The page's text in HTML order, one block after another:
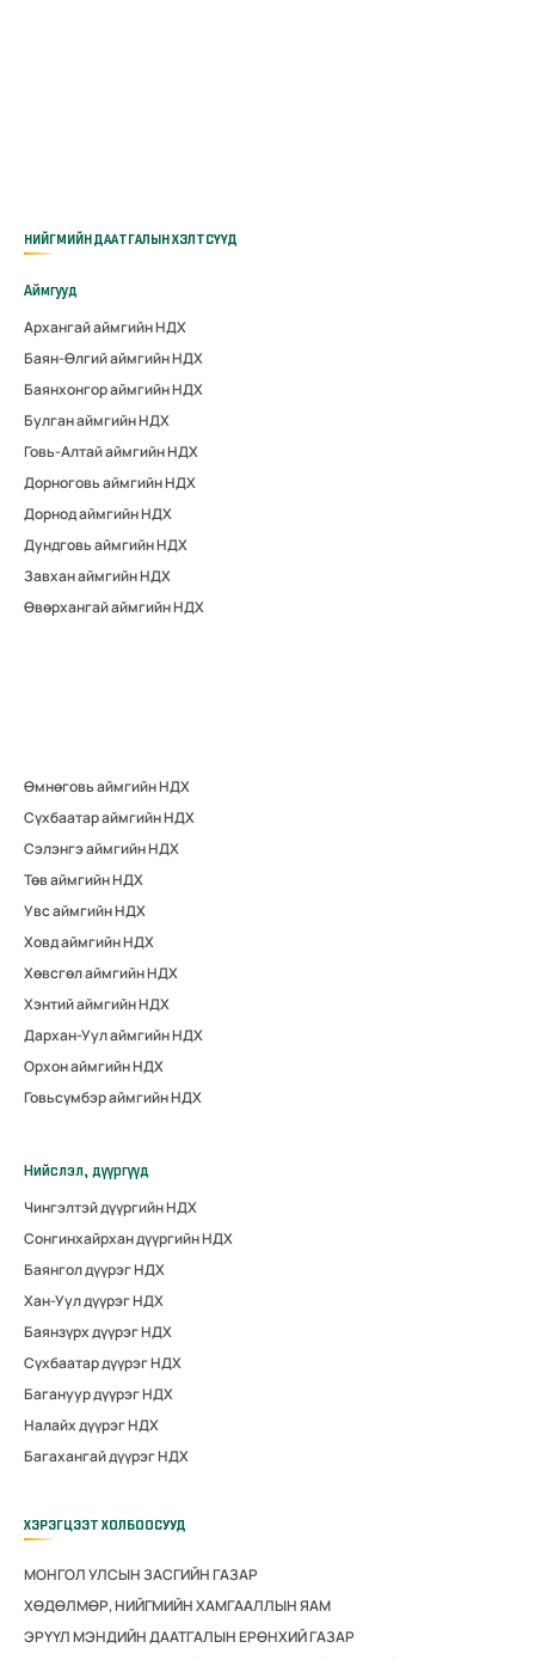
НИЙГМИЙН ДААТГАЛЫН ХЭЛТСҮҮД
Аймгууд
Архангай аймгийн НДХ
Баян-Өлгий аймгийн НДХ
Баянхонгор аймгийн НДХ
Булган аймгийн НДХ
Говь-Алтай аймгийн НДХ
Дорноговь аймгийн НДХ
Дорнод аймгийн НДХ
Дундговь аймгийн НДХ
Завхан аймгийн НДХ
Өвөрхангай аймгийн НДХ
Өмнөговь аймгийн НДХ
Сүхбаатар аймгийн НДХ
Сэлэнгэ аймгийн НДХ
Төв аймгийн НДХ
Увс аймгийн НДХ
Ховд аймгийн НДХ
Хөвсгөл аймгийн НДХ
Хэнтий аймгийн НДХ
Дархан-Уул аймгийн НДХ
Орхон аймгийн НДХ
Говьсүмбэр аймгийн НДХ
Нийслэл, дүүргүүд
Чингэлтэй дүүргийн НДХ
Сонгинхайрхан дүүргийн НДХ
Баянгол дүүрэг НДХ
Хан-Уул дүүрэг НДХ
Баянзүрх дүүрэг НДХ
Сүхбаатар дүүрэг НДХ
Багануур дүүрэг НДХ
Налайх дүүрэг НДХ
Багахангай дүүрэг НДХ
ХЭРЭГЦЭЭТ ХОЛБООСУУД
МОНГОЛ УЛСЫН ЗАСГИЙН ГАЗАР
ХӨДӨЛМӨР, НИЙГМИЙН ХАМГААЛЛЫН ЯАМ
ЭРҮҮЛ МЭНДИЙН ДААТГАЛЫН ЕРӨНХИЙ ГАЗАР